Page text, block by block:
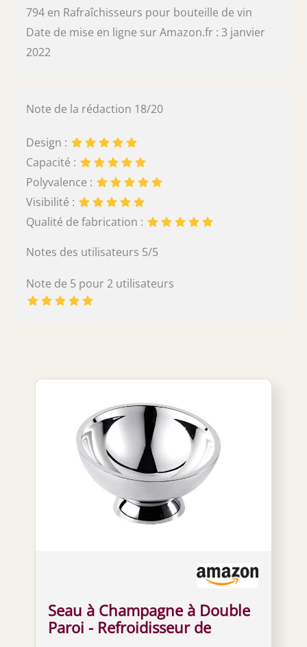
794 en Rafraîchisseurs pour bouteille de vin
Date de mise en ligne sur Amazon.fr : 3 janvier
2022
Note de la rédaction 18/20
Design :
Capacité :
Polyvalence :
Visibilité :
Qualité de fabrication :
Notes des utilisateurs 5/5
Note de 5 pour 2 utilisateurs
Seau à Champagne à Double
Paroi - Refroidisseur de